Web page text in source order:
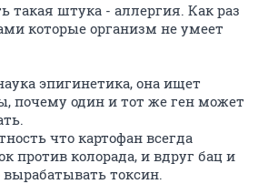
такая штука - аллергия. Как раз
которые организм не умеет
эпигинетика, она ищет
почему один и тот же ген может
что картофан всегда
против колорада, и вдруг бац и
вырабатывать токсин.